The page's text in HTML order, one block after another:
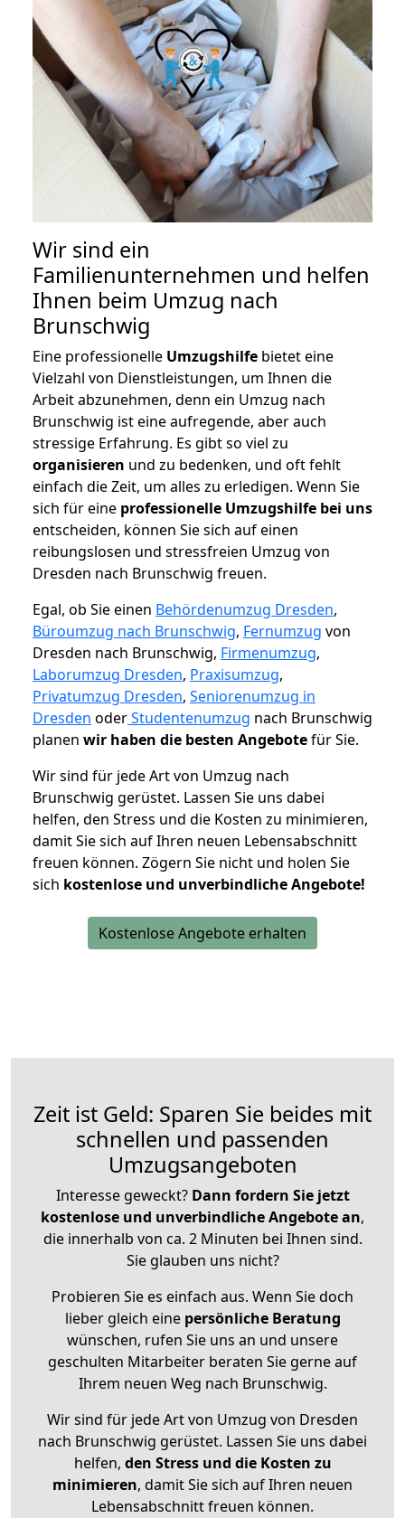
Wir sind ein
Familienunternehmen und helfen
Ihnen beim Umzug nach
Brunschwig
Eine professionelle Umzugshilfe bietet eine
Vielzahl von Dienstleistungen, um Ihnen die
Arbeit abzunehmen, denn ein Umzug nach
Brunschwig ist eine aufregende, aber auch
stressige Erfahrung. Es gibt so viel zu
organisieren und zu bedenken, und oft fehlt
einfach die Zeit, um alles zu erledigen. Wenn Sie
sich für eine professionelle Umzugshilfe bei uns
entscheiden, können Sie sich auf einen
reibungslosen und stressfreien Umzug von
Dresden nach Brunschwig freuen.
Egal, ob Sie einen Behördenumzug Dresden,
Büroumzug nach Brunschwig, Fernumzug von
Dresden nach Brunschwig, Firmenumzug,
Laborumzug Dresden, Praxisumzug,
Privatumzug Dresden, Seniorenumzug in
Dresden oderStudentenumzug nach Brunschwig
planen wir haben die besten Angebotefür Sie.
Wir sind für jede Art von Umzug nach
Brunschwig gerüstet. Lassen Sie uns dabei
helfen, den Stress und die Kosten zu minimieren,
damit Sie sich auf Ihren neuen Lebensabschnitt
freuen können. Zögern Sie nicht und holen Sie
sich kostenlose und unverbindliche Angebote!
Kostenlose Angebote erhalten
Zeit ist Geld: Sparen Sie beides mit
schnellen und passenden
Umzugsangeboten
Interesse geweckt? Dann fordern Sie jetzt
kostenlose und unverbindliche Angebote an,
die innerhalb von ca. 2 Minuten bei Ihnen sind.
Sie glauben uns nicht?
Probieren Sie es einfach aus. Wenn Sie doch
lieber gleich eine persönliche Beratung
wünschen, rufen Sie uns an und unsere
geschulten Mitarbeiter beraten Sie gerne auf
Ihrem neuen Weg nach Brunschwig.
Wir sind für jede Art von Umzug von Dresden
nach Brunschwig gerüstet. Lassen Sie uns dabei
helfen, den Stress und die Kosten zu
minimieren, damit Sie sich auf Ihren neuen
Lebensabschnitt freuen können.